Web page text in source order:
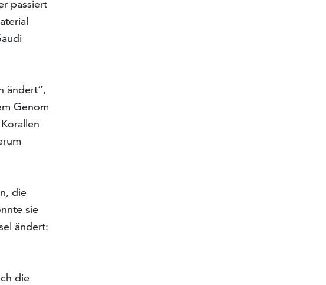
passiert
ändert“,
Genom
die
sie
ändert:
die